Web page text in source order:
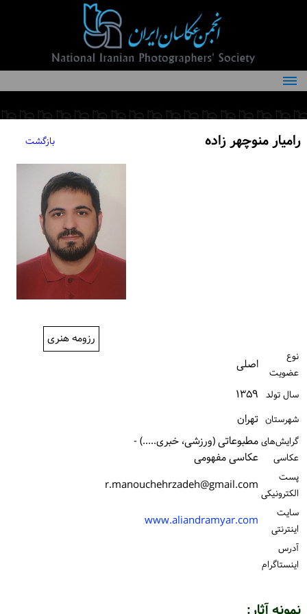
درباره انجمن
کمیته‌های انجمن
اعضاء انجمنرامیار منوچهر زاده بازگشت
رزومه هنری
نوع
عضویت
اصلی
سال تولد ۱۳۵۹
شهرستان تهران
گرایش‌های
عکاسی
مطبوعاتی (ورزشی، خبری.....) -
عکاسی مفهومی
پست
الكترونیكی r.manouchehrzadeh@gmail.com
سایت
اینترنتی
www.aliandramyar.com
آدرس
اینستاگرام